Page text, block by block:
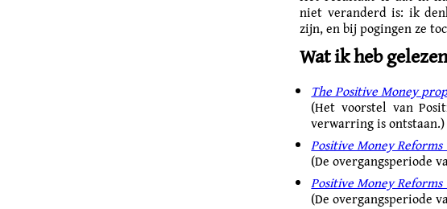
niet veranderd is: ik
zijn, en bij pogingen ze
Wat ik heb gelezen
The Positive Money
(Het voorstel van
verwarring is ontstaan.)
Positive Money
(De overgangsperiode
Positive Money
(De overgangsperiode